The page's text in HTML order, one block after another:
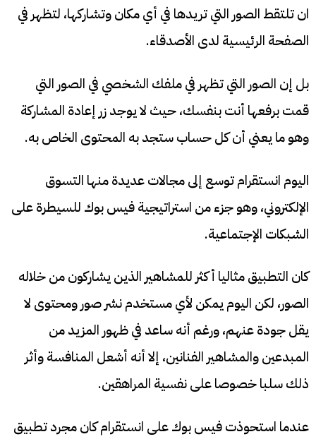
ان تلتقط الصور التي تريدها في أي مكان وتشاركها، لتظهر في
الصفحة الرئيسية لدى الأصدقاء.
بل إن الصور التي تظهر في ملفك الشخصي في الصور التي
قمت برفعها أنت بنفسك، حيث لا يوجد زر إعادة المشاركة
وهو ما يعني أن كل حساب ستجد به المحتوى الخاص به.
اليوم انستقرام توسع إلى مجالات عديدة منها التسوق
الإلكتروني، وهو جزء من استراتيجية فيس بوك للسيطرة على
الشبكات الإجتماعية.
كان التطبيق مثاليا أكثر للمشاهير الذين يشاركون من خلاله
الصور، لكن اليوم يمكن لأي مستخدم نشر صور ومحتوى لا
يقل جودة عنهم، ورغم أنه ساعد في ظهور المزيد من
المبدعين والمشاهير الفنانين، إلا أنه أشعل المنافسة وأثر
ذلك سلبا خصوصا على نفسية المراهقين.
عندما استحوذت فيس بوك على انستقرام كان مجرد تطبيق